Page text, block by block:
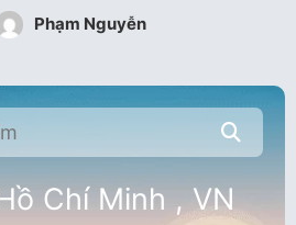
Phạm Nguyễn
Chí Minh , VN